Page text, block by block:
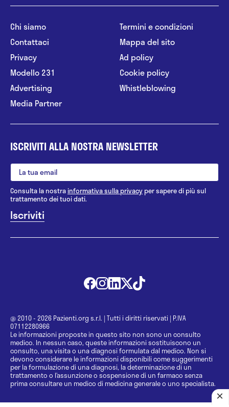
Chi siamo
Contattaci
Privacy
Modello 231
Advertising
Media Partner
Termini e condizioni
Mappa del sito
Ad policy
Cookie policy
Whistleblowing
ISCRIVITI ALLA NOSTRA NEWSLETTER
Consulta la nostrainformativa sulla privacy per sapere di più sul
trattamento dei tuoi dati.
@ 2010 - 2026 Pazienti.org s.r.l. | Tutti i diritti riservati | P.IVA
07112280966
Le informazioni proposte in questo sito non sono un consulto
medico. In nessun caso, queste informazioni sostituiscono un
consulto, una visita o una diagnosi formulata dal medico. Non si
devono considerare le informazioni disponibili come suggerimenti
per la formulazione di una diagnosi, la determinazione di un
trattamento o l’assunzione o sospensione di un farmaco senza
prima consultare un medico di medicina generale o uno specialista.